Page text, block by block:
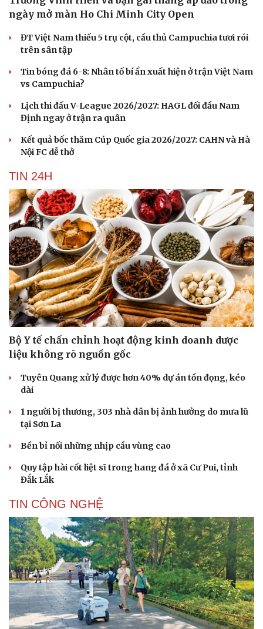
ngày mở màn Ho Chi Minh City Open
ĐT Việt Nam thiếu 5 trụ cột, cầu thủ Campuchia tươi rói
trên sân tập
Tin bóng đá 6-8: Nhân tố bí ẩn xuất hiện ở trận Việt Nam
vs Campuchia?
Lịch thi đấu V-League 2026/2027: HAGL đối đầu Nam
Định ngay ở trận ra quân
Kết quả bốc thăm Cúp Quốc gia 2026/2027: CAHN và Hà
Nội FC dễ thở
TIN 24H
Bộ Y tế chấn chỉnh hoạt động kinh doanh dược
liệu không rõ nguồn gốc
Tuyên Quang xử lý được hơn 40% dự án tồn đọng, kéo
dài
1 người bị thương, 303 nhà dân bị ảnh hưởng do mưa lũ
tại Sơn La
Bền bỉ nối những nhịp cầu vùng cao
Quy tập hài cốt liệt sĩ trong hang đá ở xã Cư Pui, tỉnh
Đắk Lắk
TIN CÔNG NGHỆ